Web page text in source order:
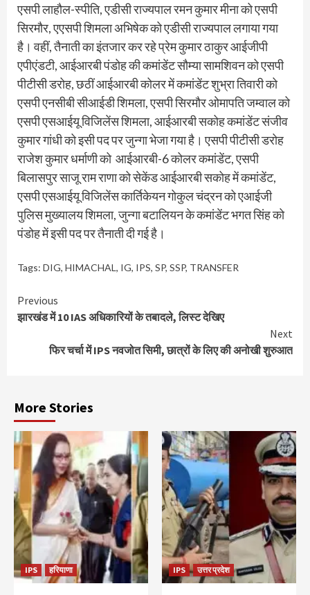
एसपी लाहौल-स्पीति, एडीसी राज्यपाल रमन कुमार मीना को एसपी
सिरमौर, एएसपी शिमला अभिषेक को एडीसी राज्यपाल लगाया गया
है। वहीं, तैनाती का इंतजार कर रहे प्रेम कुमार ठाकुर आईजीपी
एपीएंडटी, आईआरबी पंडोह की कमांडेंट सौम्या सामशिवन को एसपी
पीटीसी डरोह, छठीं आईआरबी कोलर में कमांडेंट शुभ्रा तिवारी को
एसपी एनसीबी सीआईडी शिमला, एसपी सिरमौर ओमापति जम्वाल को
एसपी एसआईयू विजिलेंस शिमला, आईआरबी सकोह कमांडेंट संजीव
कुमार गांधी को इसी पद पर जुन्गा भेजा गया है। एसपी पीटीसी डरोह
राजेश कुमार धर्माणी को आईआरबी-6 कोलर कमांडेंट, एसपी
बिलासपुर साजू राम राणा को सेकेंड आईआरबी सकोह में कमांडेंट,
एसपी एसआईयू विजिलेंस कार्तिकेयन गोकुल चंद्रन को एआईजी
पुलिस मुख्यालय शिमला, जुन्गा बटालियन के कमांडेंट भगत सिंह को
पंडोह में इसी पद पर तैनाती दी गई है।
Tags: DIG, HIMACHAL , IG, IPS, SP, SSP, TRANSFER
Continue
Reading
Previous
झारखंड में 10 IAS अधिकारियों के तबादले, लिस्ट देखिए
Next
फिर चर्चा में IPS नवजोत सिमी, छात्रों के लिए की अनोखी शुरुआत
More Stories
IPS हरियाणा IPS उत्तर प्रदेश